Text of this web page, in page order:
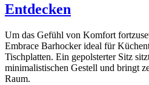
Entdecken
Um das Gefühl von Komfort
Embrace Barhocker ideal für
Tischplatten. Ein gepolsterter Sitz
minimalistischen Gestell und bringt
Raum.